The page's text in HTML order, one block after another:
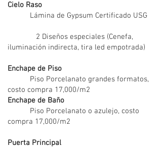
Cielo Raso
Lámina de Gypsum Certificado USG
2 Diseños especiales (Cenefa,
iluminación indirecta, tira led empotrada)
Enchape de Piso
Piso Porcelanato grandes formatos,
costo compra 17,000/m2
Enchape de Baño
Piso Porcelanato o azulejo, costo
compra 17,000/m2
Puerta Principal